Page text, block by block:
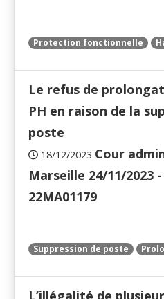
Protection fonctionnelle
Le refus de
PH en raison de la
poste
18/12/2023 Cour
Marseille 24/11/2023
22MA01179
Suppression de poste
L’illégalité de